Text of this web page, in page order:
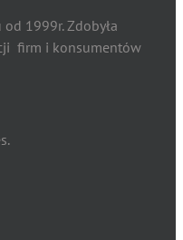
od 1999r. Zdobyła
firm i konsumentów